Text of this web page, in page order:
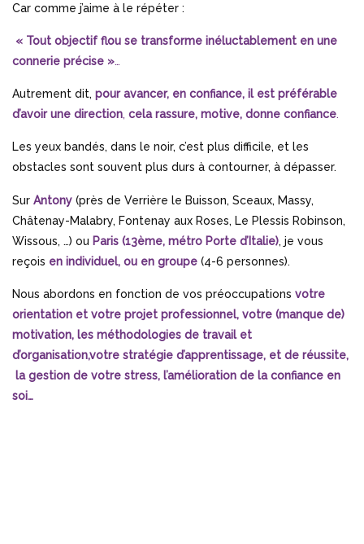
Car comme j’aime à le répéter :
« Tout objectif flou se transforme inéluctablement en une
connerie précise »…
Autrement dit, pour avancer, en confiance, il est préférable
d’avoir une direction, cela rassure, motive, donne confiance.
Les yeux bandés, dans le noir, c’est plus difficile, et les
obstacles sont souvent plus durs à contourner, à dépasser.
Sur Antony (près de Verrière le Buisson, Sceaux, Massy,
Châtenay-Malabry, Fontenay aux Roses, Le Plessis Robinson,
Wissous, …) ou Paris (13ème, métro Porte d’Italie), je vous
reçois en individuel, ou en groupe (4-6 personnes).
Nous abordons en fonction de vos préoccupations votre
orientation et votre projet professionnel, votre (manque de)
motivation, les méthodologies de travail et
d’organisation,votre stratégie d’apprentissage, et de réussite,
la gestion de votre stress, l’amélioration de la confiance en
soi…